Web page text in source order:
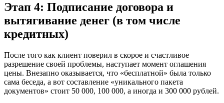
Этап 4: Подписание договора и
вытягивание денег (в том числе
кредитных)
После того как клиент поверил в скорое и счастливое
разрешение своей проблемы, наступает момент оглашения
цены. Внезапно оказывается, что «бесплатной» была только
сама беседа, а вот составление «уникального пакета
документов» стоит 50 000, 100 000, а иногда и 300 000 рублей.